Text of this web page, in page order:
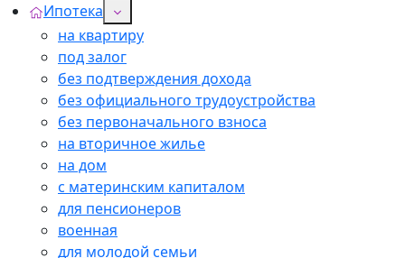
Ипотека
на квартиру
под залог
без подтверждения дохода
без официального трудоустройства
без первоначального взноса
на вторичное жилье
на дом
с материнским капиталом
для пенсионеров
военная
для молодой семьи